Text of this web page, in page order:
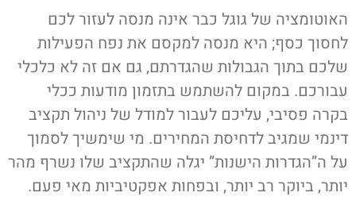
האוטומציה של גוגל כבר אינה מנסה לעזור לכם
לחסוך כסף; היא מנסה למקסם את נפח הפעילות
שלכם בתוך הגבולות שהגדרתם, גם אם זה לא כלכלי
עבורכם. במקום להשתמש בתזמון מודעות ככלי
בקרה פסיבי, עליכם לעבור למודל של ניהול תקציב
דינמי שמגיב לדחיסת המחירים. מי שימשיך לסמוך
על ה”הגדרות הישנות” יגלה שהתקציב שלו נשרף מהר
יותר, ביוקר רב יותר, ובפחות אפקטיביות מאי פעם.